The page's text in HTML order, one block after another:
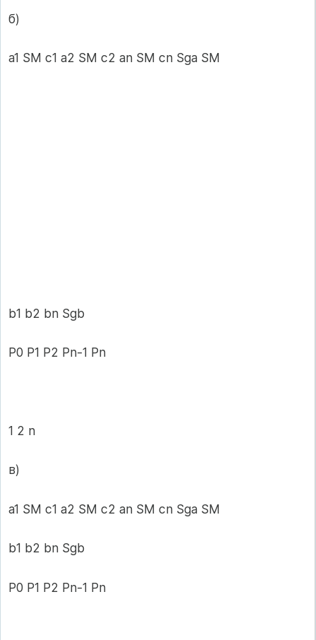
б)
a1 SM c1 a2 SM c2 an SM cn Sga SM
b1 b2 bn Sgb
P0 P1 P2 Pn-1 Pn
1 2 n
в)
a1 SM c1 a2 SM c2 an SM cn Sga SM
b1 b2 bn Sgb
P0 P1 P2 Pn-1 Pn